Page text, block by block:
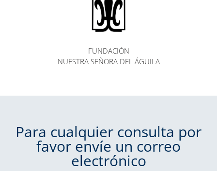
FUNDACIÓN
NUESTRA SEÑORA DEL ÁGUILA
Para cualquier consulta por
favor envíe un correo
electrónico